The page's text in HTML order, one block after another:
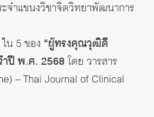
ะจำแขนงวิชาจิตวิทยาพัฒนาการ
น 5 ของ “ผู้ทรงคุณวุฒิดี
ำปี พ.ศ. 2568โดย วารสาร
– Thai Journal of Clinical